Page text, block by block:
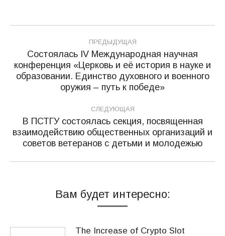
Навигация
по
записям
ПРЕДЫДУЩАЯ
Предыдущая
запись:
Состоялась IV Международная научная
конференция «Церковь и её история в науке и
образовании. Единство духовного и военного
оружия – путь к победе»
СЛЕДУЮЩАЯ
Следующая
запись:
В ПСТГУ состоялась секция, посвященная
взаимодействию общественных организаций и
советов ветеранов с детьми и молодежью
Вам будет интересно:
The Increase of Crypto Slot